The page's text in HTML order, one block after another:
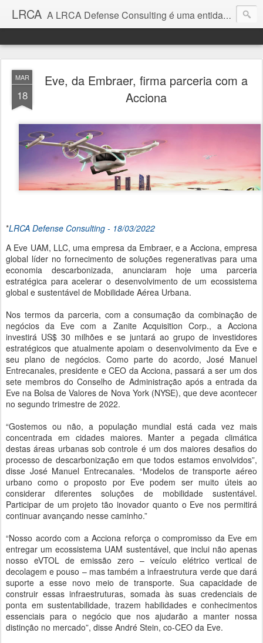
LRCA A LRCA Defense Consulting é uma entidade sem fins lucrativos que se dedica a produzir e divulgar notícias e análises sobre as Empresas de Defesa. Não somos jornalistas e nem este é um blog jornalístico.
MAR
18
Eve, da Embraer, firma parceria com a
Acciona
*LRCA Defense Consulting - 18/03/2022
A Eve UAM, LLC, uma empresa da Embraer, e a Acciona, empresa
global líder no fornecimento de soluções regenerativas para uma
economia descarbonizada, anunciaram hoje uma parceria
estratégica para acelerar o desenvolvimento de um ecossistema
global e sustentável de Mobilidade Aérea Urbana.
Nos termos da parceria, com a consumação da combinação de
negócios da Eve com a Zanite Acquisition Corp., a Acciona
investirá US$ 30 milhões e se juntará ao grupo de investidores
estratégicos que atualmente apoiam o desenvolvimento da Eve e
seu plano de negócios. Como parte do acordo, José Manuel
Entrecanales, presidente e CEO da Acciona, passará a ser um dos
sete membros do Conselho de Administração após a entrada da
Eve na Bolsa de Valores de Nova York (NYSE), que deve acontecer
no segundo trimestre de 2022.
“Gostemos ou não, a população mundial está cada vez mais
concentrada em cidades maiores. Manter a pegada climática
destas áreas urbanas sob controle é um dos maiores desafios do
processo de descarbonização em que todos estamos envolvidos”,
disse José Manuel Entrecanales. “Modelos de transporte aéreo
urbano como o proposto por Eve podem ser muito úteis ao
considerar diferentes soluções de mobilidade sustentável.
Participar de um projeto tão inovador quanto o Eve nos permitirá
continuar avançando nesse caminho.”
“Nosso acordo com a Acciona reforça o compromisso da Eve em
entregar um ecossistema UAM sustentável, que inclui não apenas
nosso eVTOL de emissão zero – veículo elétrico vertical de
decolagem e pouso – mas também a infraestrutura verde que dará
suporte a esse novo meio de transporte. Sua capacidade de
construir essas infraestruturas, somada às suas credenciais de
ponta em sustentabilidade, trazem habilidades e conhecimentos
essenciais para o negócio que nos ajudarão a manter nossa
distinção no mercado”, disse André Stein, co-CEO da Eve.